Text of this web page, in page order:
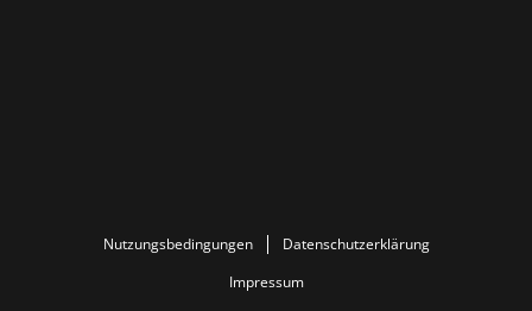
Nutzungsbedingungen
Datenschutzerklärung
Impressum